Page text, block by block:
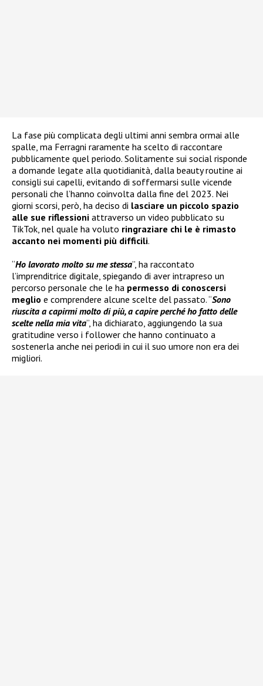
La fase più complicata degli ultimi anni sembra ormai alle
spalle, ma Ferragni raramente ha scelto di raccontare
pubblicamente quel periodo. Solitamente sui social risponde
a domande legate alla quotidianità, dalla beauty routine ai
consigli sui capelli, evitando di soffermarsi sulle vicende
personali che l’hanno coinvolta dalla fine del 2023. Nei
giorni scorsi, però, ha deciso di lasciare un piccolo spazio
alle sue riflessioni attraverso un video pubblicato su
TikTok, nel quale ha voluto ringraziare chi le è rimasto
accanto nei momenti più difficili.
“Ho lavorato molto su me stessa”, ha raccontato
l’imprenditrice digitale, spiegando di aver intrapreso un
percorso personale che le ha permesso di conoscersi
meglio e comprendere alcune scelte del passato. “Sono
riuscita a capirmi molto di più, a capire perché ho fatto delle
scelte nella mia vita”, ha dichiarato, aggiungendo la sua
gratitudine verso i follower che hanno continuato a
sostenerla anche nei periodi in cui il suo umore non era dei
migliori.